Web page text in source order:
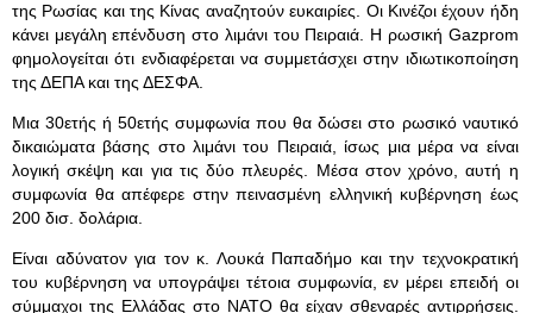
της Ρωσίας και της Κίνας αναζητούν ευκαιρίες. Οι Κινέζοι έχουν ήδη
κάνει μεγάλη επένδυση στο λιμάνι του Πειραιά. Η ρωσική Gazprom
φημολογείται ότι ενδιαφέρεται να συμμετάσχει στην ιδιωτικοποίηση
της ΔΕΠΑ και της ΔΕΣΦΑ.
Μια 30ετής ή 50ετής συμφωνία που θα δώσει στο ρωσικό ναυτικό
δικαιώματα βάσης στο λιμάνι του Πειραιά, ίσως μια μέρα να είναι
λογική σκέψη και για τις δύο πλευρές. Μέσα στον χρόνο, αυτή η
συμφωνία θα απέφερε στην πεινασμένη ελληνική κυβέρνηση έως
200 δισ. δολάρια.
Είναι αδύνατον για τον κ. Λουκά Παπαδήμο και την τεχνοκρατική
του κυβέρνηση να υπογράψει τέτοια συμφωνία, εν μέρει επειδή οι
σύμμαχοι της Ελλάδας στο ΝΑΤΟ θα είχαν σθεναρές αντιρρήσεις.